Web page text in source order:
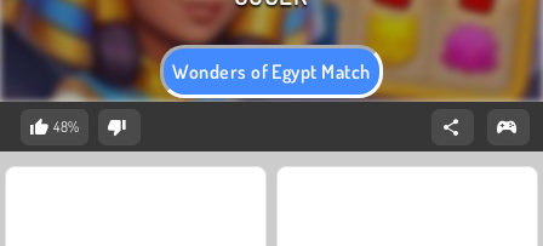
Wonders of Egypt Match
48%